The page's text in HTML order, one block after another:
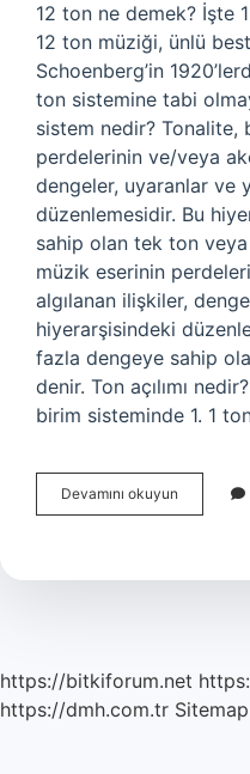
12 ton ne demek? İşte
12 ton müziği, ünlü
Schoenberg’in
ton sistemine tabi
sistem nedir? Tonalite,
perdelerinin ve/veya
dengeler, uyaranlar ve
düzenlemesidir. Bu
sahip olan tek ton
müzik eserinin
algılanan ilişkiler,
hiyerarşisindeki
fazla dengeye sahip
denir. Ton açılımı
birim sisteminde 1. 1
Devamını okuyun
Ton
https://bitkiforum.net
https://dmh.com.tr Sitemap